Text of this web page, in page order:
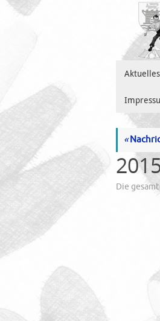
Zum
Inhalt
Aktuelles
«
Die